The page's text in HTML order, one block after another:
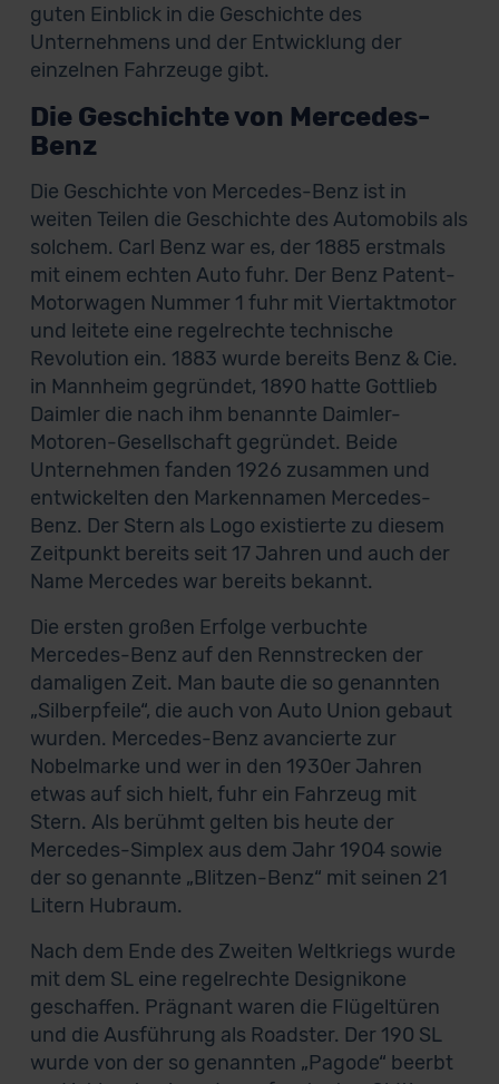
guten Einblick in die Geschichte des
Unternehmens und der Entwicklung der
einzelnen Fahrzeuge gibt.
Die Geschichte von Mercedes-
Benz
Die Geschichte von Mercedes-Benz ist in
weiten Teilen die Geschichte des Automobils als
solchem. Carl Benz war es, der 1885 erstmals
mit einem echten Auto fuhr. Der Benz Patent-
Motorwagen Nummer 1 fuhr mit Viertaktmotor
und leitete eine regelrechte technische
Revolution ein. 1883 wurde bereits Benz & Cie.
in Mannheim gegründet, 1890 hatte Gottlieb
Daimler die nach ihm benannte Daimler-
Motoren-Gesellschaft gegründet. Beide
Unternehmen fanden 1926 zusammen und
entwickelten den Markennamen Mercedes-
Benz. Der Stern als Logo existierte zu diesem
Zeitpunkt bereits seit 17 Jahren und auch der
Name Mercedes war bereits bekannt.
Die ersten großen Erfolge verbuchte
Mercedes-Benz auf den Rennstrecken der
damaligen Zeit. Man baute die so genannten
„Silberpfeile“, die auch von Auto Union gebaut
wurden. Mercedes-Benz avancierte zur
Nobelmarke und wer in den 1930er Jahren
etwas auf sich hielt, fuhr ein Fahrzeug mit
Stern. Als berühmt gelten bis heute der
Mercedes-Simplex aus dem Jahr 1904 sowie
der so genannte „Blitzen-Benz“ mit seinen 21
Litern Hubraum.
Nach dem Ende des Zweiten Weltkriegs wurde
mit dem SL eine regelrechte Designikone
geschaffen. Prägnant waren die Flügeltüren
und die Ausführung als Roadster. Der 190 SL
wurde von der so genannten „Pagode“ beerbt